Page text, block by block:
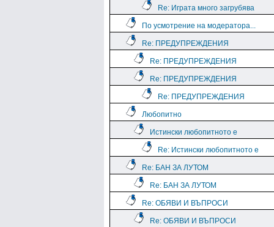
Re: Играта много загрубява
По усмотрение на модератора...
Re: ПРЕДУПРЕЖДЕНИЯ
Re: ПРЕДУПРЕЖДЕНИЯ
Re: ПРЕДУПРЕЖДЕНИЯ
Re: ПРЕДУПРЕЖДЕНИЯ
Любопитно
Истински любопитното е
Re: Истински любопитното е
Re: БАН ЗА ЛУТОМ
Re: БАН ЗА ЛУТОМ
Re: ОБЯВИ И ВЪПРОСИ
Re: ОБЯВИ И ВЪПРОСИ